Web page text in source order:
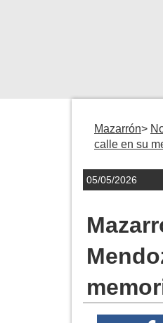
Mazarrón
calle en su
05/05/2026